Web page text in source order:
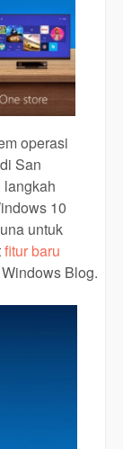
operasi
di San
langkah
10
untuk
fitur baru
Blog.